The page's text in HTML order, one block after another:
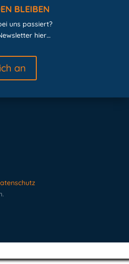
BLEIBEN
uns passiert?
hier…
an